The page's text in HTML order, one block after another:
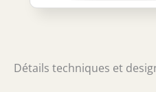
Détails techniques et